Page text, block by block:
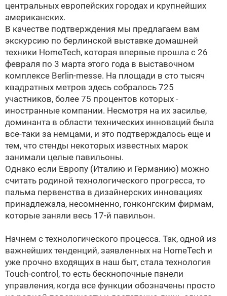
центральных европейских городах и крупнейших
американских.
В качестве подтверждения мы предлагаем вам
экскурсию по берлинской выставке домашней
техники HomeTech, которая впервые прошла с 26
февраля по 3 марта этого года в выставочном
комплексе Berlin-messe. На площади в сто тысяч
квадратных метров здесь собралось 725
участников, более 75 процентов которых -
иностранные компании. Несмотря на их засилье,
доминанта в области технических инноваций была
все-таки за немцами, и это подтверждалось еще и
тем, что стенды некоторых известных марок
занимали целые павильоны.
Однако если Европу (Италию и Германию) можно
считать родиной технологического прогресса, то
пальма первенства в дизайнерских инновациях
принадлежала, несомненно, гонконгским фирмам,
которые заняли весь 17-й павильон.
Начнем с технологического процесса. Так, одной из
важнейших тенденций, заявленных на HomeTech и
уже прочно входящих в наш быт, стала технология
Touch-control, то есть бескнопочные панели
управления, когда все функции обозначены просто